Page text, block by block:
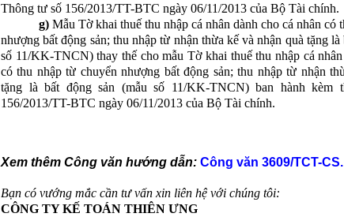
Thông tư số 156/2013/TT-BTC ngày 06/11/2013 của Bộ Tài chính.
g) Mẫu Tờ khai thuế thu nhập cá nhân dành cho cá nhân có
nhượng bất động sản; thu nhập từ nhận thừa kế và nhận quà tặng là
số 11/KK-TNCN) thay thế cho mẫu Tờ khai thuế thu nhập cá nhân
có thu nhập từ chuyển nhượng bất động sản; thu nhập từ nhận
tặng là bất động sản (mẫu số 11/KK-TNCN) ban hành kèm
156/2013/TT-BTC ngày 06/11/2013 của Bộ Tài chính.
Xem thêm Công văn hướng dẫn: Công văn 3609/TCT-CS.
Bạn có vướng mắc cần tư vấn xin liên hệ với chúng tôi:
CÔNG TY KẾ TOÁN THIÊN ƯNG